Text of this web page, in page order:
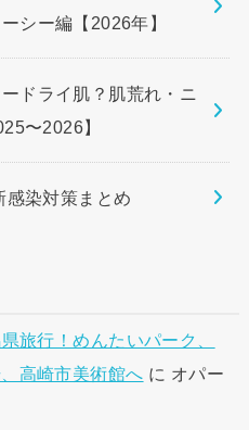
シー編【2026年】
ドライ肌？肌荒れ・ニ
〜2026】
感染対策まとめ
旅行！めんたいパーク、
高崎市美術館へ に オパー